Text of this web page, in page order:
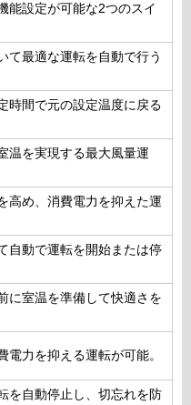
能設定が可能な2つのスイ
て最適な運転を自動で行う
時間で元の設定温度に戻る
温を実現する最大風量運
高め、消費電力を抑えた運
自動で運転を開始または停
に室温を準備して快適さを
電力を抑える運転が可能。
を自動停止し、切忘れを防